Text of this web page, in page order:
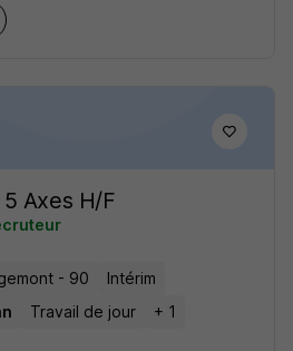
Axes H/F
- 90
Intérim
Travail de jour + 1